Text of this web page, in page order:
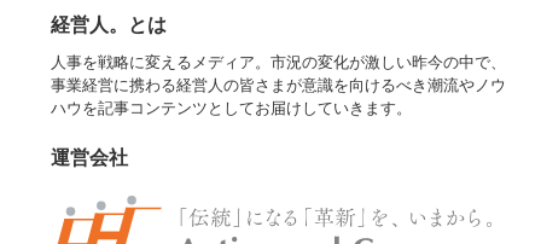
経営人。とは
人事を戦略に変えるメディア。市況の変化が激しい昨今の中で、
事業経営に携わる経営人の皆さまが意識を向けるべき潮流やノウ
ハウを記事コンテンツとしてお届けしていきます。
運営会社